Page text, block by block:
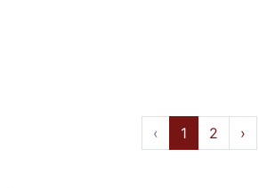
‹ 1 2 ›